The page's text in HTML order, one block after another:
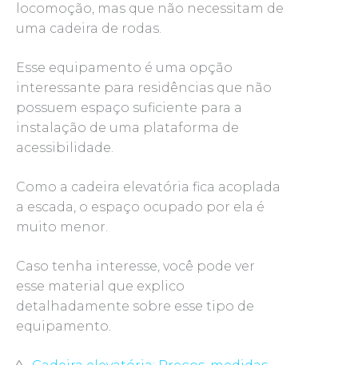
locomoção, mas que não necessitam de
uma cadeira de rodas.
Esse equipamento é uma opção
interessante para residências que não
possuem espaço suficiente para a
instalação de uma plataforma de
acessibilidade.
Como a cadeira elevatória fica acoplada
a escada, o espaço ocupado por ela é
muito menor.
Caso tenha interesse, você pode ver
esse material que explico
detalhadamente sobre esse tipo de
equipamento.